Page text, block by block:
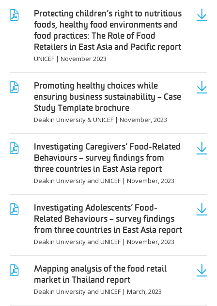
Protecting children’s right to nutritious
foods, healthy food environments and
food practices: The Role of Food
Retailers in East Asia and Pacific report
UNICEF | November 2023
Promoting healthy choices while
ensuring business sustainability – Case
Study Template brochure
Deakin University & UNICEF | November, 2023
Investigating Caregivers’ Food-Related
Behaviours – survey findings from
three countries in East Asia report
Deakin University and UNICEF | November, 2023
Investigating Adolescents’ Food-
Related Behaviours – survey findings
from three countries in East Asia report
Deakin University and UNICEF | November, 2023
Mapping analysis of the food retail
market in Thailand report
Deakin University and UNICEF | March, 2023